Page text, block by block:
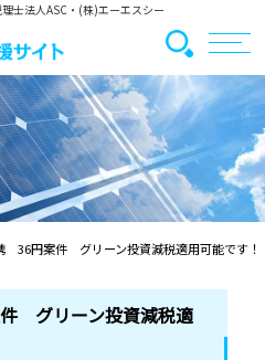
理士法人ASC・(株)エーエスシー
36円案件 グリーン投資減税適用可能です！
グリーン投資減税適